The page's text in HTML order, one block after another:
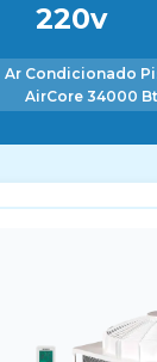
220v
Ar Condicionado
AirCore 34000